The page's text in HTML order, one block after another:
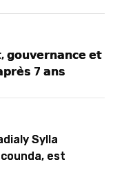
𝗴𝗼𝘂𝘃𝗲𝗿𝗻𝗮𝗻𝗰𝗲 𝗲𝘁
7 𝗮𝗻𝘀
Sylla
est